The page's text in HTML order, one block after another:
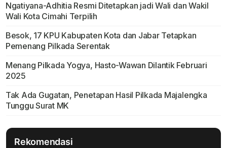
Ngatiyana-Adhitia Resmi Ditetapkan jadi Wali dan Wakil
Wali Kota Cimahi Terpilih
Besok, 17 KPU Kabupaten Kota dan Jabar Tetapkan
Pemenang Pilkada Serentak
Menang Pilkada Yogya, Hasto-Wawan Dilantik Februari
2025
Tak Ada Gugatan, Penetapan Hasil Pilkada Majalengka
Tunggu Surat MK
Rekomendasi